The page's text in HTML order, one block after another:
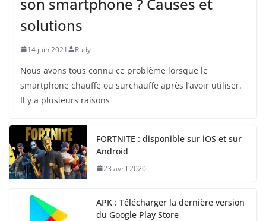
solutions
14 juin 2021 Rudy
Nous avons tous connu ce problème lorsque le
smartphone chauffe ou surchauffe après l’avoir utiliser.
Il y a plusieurs raisons
FORTNITE : disponible sur iOS et sur
Android
23 avril 2020
APK : Télécharger la dernière version
du Google Play Store